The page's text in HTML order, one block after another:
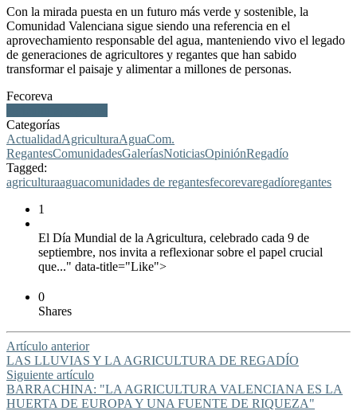
Con la mirada puesta en un futuro más verde y sostenible, la
Comunidad Valenciana sigue siendo una referencia en el
aprovechamiento responsable del agua, manteniendo vivo el legado
de generaciones de agricultores y regantes que han sabido
transformar el paisaje y alimentar a millones de personas.
Fecoreva
Categorías
ActualidadAgriculturaAguaCom.
RegantesComunidadesGaleríasNoticiasOpiniónRegadío
Tagged:
agriculturaaguacomunidades de regantesfecorevaregadíoregantes
1
El Día Mundial de la Agricultura, celebrado cada 9 de
septiembre, nos invita a reflexionar sobre el papel crucial
que..." data-title="Like">
0
Shares
Artículo anterior
LAS LLUVIAS Y LA AGRICULTURA DE REGADÍO
Siguiente artículo
BARRACHINA: "LA AGRICULTURA VALENCIANA ES LA
HUERTA DE EUROPA Y UNA FUENTE DE RIQUEZA"